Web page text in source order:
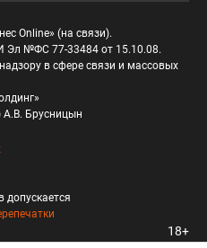
Online» (на связи).
Эл №ФС 77-33484 от 15.10.08.
в сфере связи и массовых
А.В. Брусницын
18+